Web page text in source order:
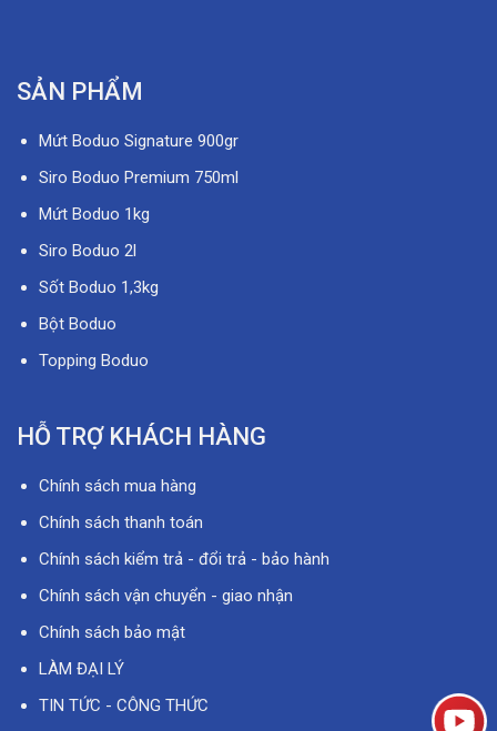
SẢN PHẨM
Mứt Boduo Signature 900gr
Siro Boduo Premium 750ml
Mứt Boduo 1kg
Siro Boduo 2l
Sốt Boduo 1,3kg
Bột Boduo
Topping Boduo
HỖ TRỢ KHÁCH HÀNG
Chính sách mua hàng
Chính sách thanh toán
Chính sách kiểm trả - đổi trả - bảo hành
Chính sách vận chuyển - giao nhận
Chính sách bảo mật
LÀM ĐẠI LÝ
TIN TỨC - CÔNG THỨC